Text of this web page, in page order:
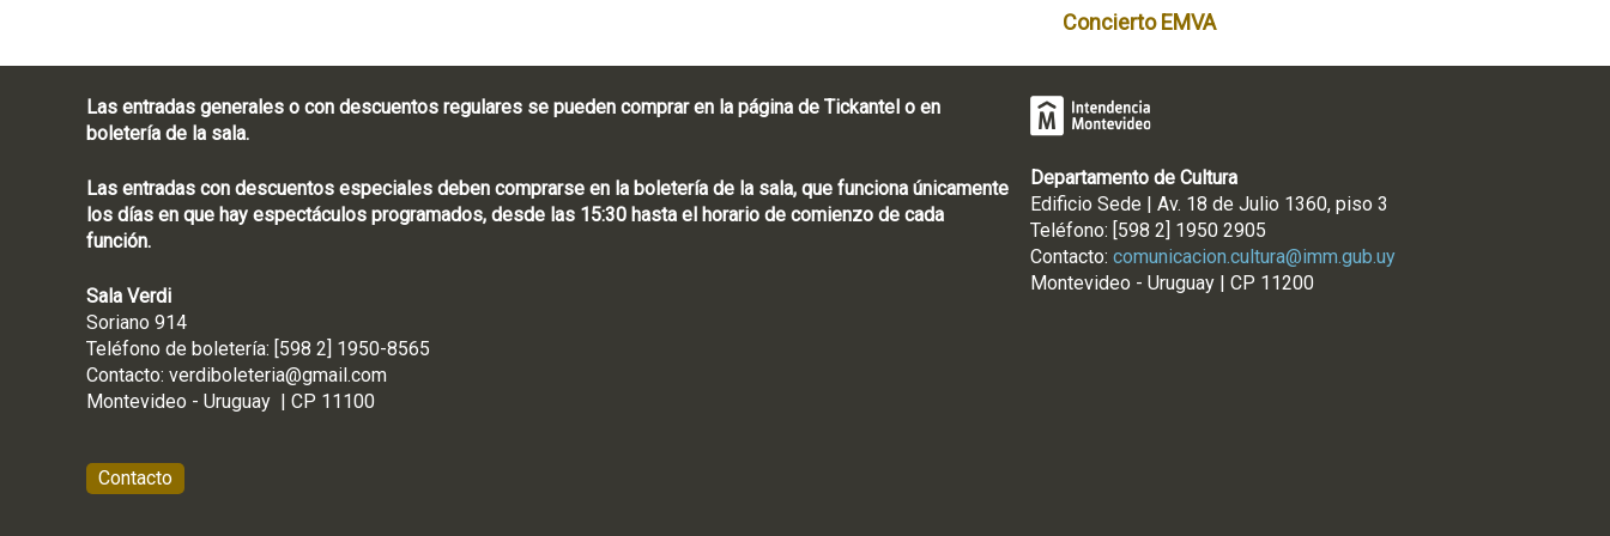
Concierto EMVA
Las entradas generales o con descuentos regulares se pueden comprar en la página de Tickantel o en
boletería de la sala.
Las entradas con descuentos especiales deben comprarse en la boletería de la sala, que funciona únicamente
los días en que hay espectáculos programados, desde las 15:30 hasta el horario de comienzo de cada
función.
Sala Verdi
Soriano 914
Teléfono de boletería: [598 2] 1950-8565
Contacto: verdiboleteria@gmail.com
Montevideo - Uruguay | CP 11100
Contacto
Departamento de Cultura
Edificio Sede | Av. 18 de Julio 1360, piso 3
Teléfono: [598 2] 1950 2905
Contacto: comunicacion.cultura@imm.gub.uy
Montevideo - Uruguay | CP 11200